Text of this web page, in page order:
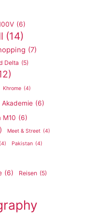
(6)
(14)
(7)
Delta (5)
Khrome (4)
Akademie (6)
M10 (6)
Meet & Street (4)
(4) Pakistan (4)
(6) Reisen (5)